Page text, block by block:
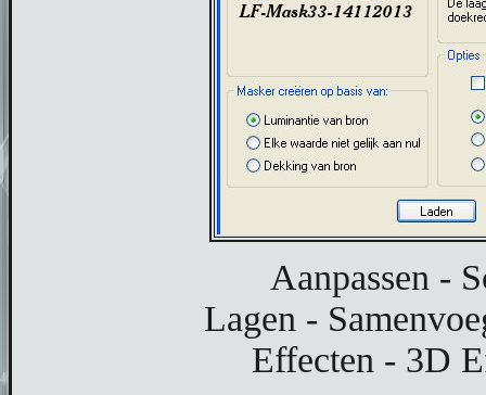
Aanpassen -
Lagen -
Effecten - 3D